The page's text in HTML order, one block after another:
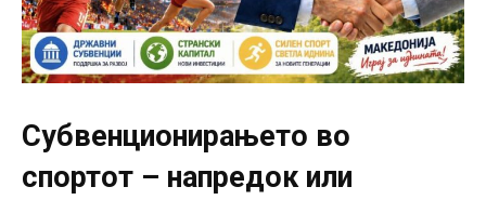
Субвенционирањето во
спортот – напредок или